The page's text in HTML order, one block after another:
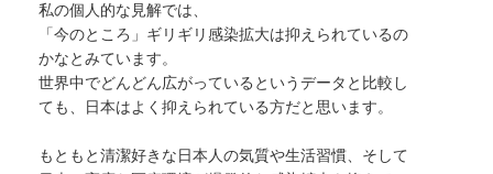
私の個人的な見解では、
「今のところ」ギリギリ感染拡大は抑えられているの
かなとみています。
世界中でどんどん広がっているというデータと比較し
ても、日本はよく抑えられている方だと思います。
もともと清潔好きな日本人の気質や生活習慣、そして